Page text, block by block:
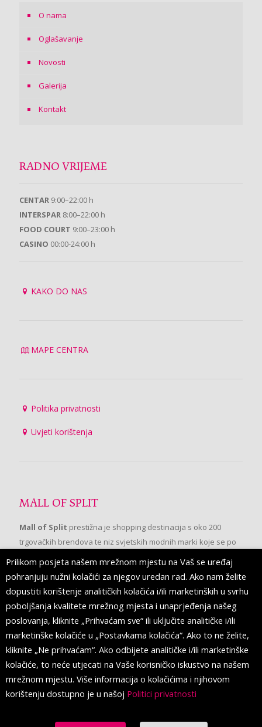
O nama
Oglašavanje
Novosti
Galerija
Kontakt
RADNO VRIJEME
CENTAR 9:00–22:00 h
INTERSPAR 8:00–22:00 h
FOOD COURT 9:00–23:00 h
CASINO 00:00-24:00 h
KAKO DO NAS
MAPE CENTRA
Politika privatnosti
Uvjeti korištenja
MALL OF SPLIT
Mall of Split prestižna je shopping destinacija s oko 200
trgovačkih brendova te niz svjetskih modnih marki koje se po
prvi put pojavljuju u Splitu.
PRATITE NAS
Prilikom posjeta našem mrežnom mjestu na Vaš se uređaj
pohranjuju nužni kolačići za njegov uredan rad. Ako nam želite
dopustiti korištenje analitičkih kolačića i/ili marketinških u svrhu
poboljšanja kvalitete mrežnog mjesta i unaprjeđenja našeg
poslovanja, kliknite „Prihvaćam sve“ ili uključite analitičke i/ili
marketinške kolačiće u „Postavkama kolačića“. Ako to ne želite,
kliknite „Ne prihvaćam“. Ako odbijete analitičke i/ili marketinške
kolačiće, to neće utjecati na Vaše korisničko iskustvo na našem
mrežnom mjestu. Više informacija o kolačićima i njihovom
korištenju dostupno je u našoj Politici privatnosti